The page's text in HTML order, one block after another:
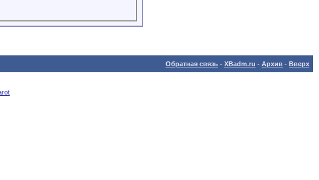
Обратная связь - XBadm.ru - Архив - Вверх